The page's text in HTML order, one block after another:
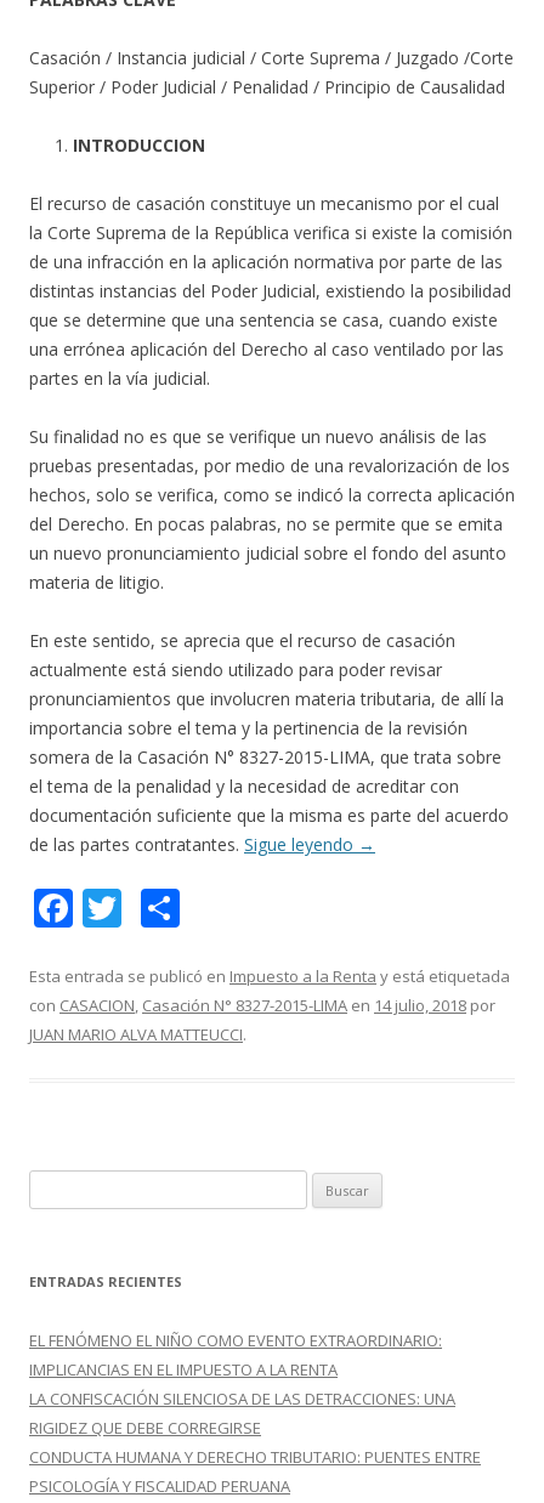
Casación / Instancia judicial / Corte Suprema / Juzgado /Corte
Superior / Poder Judicial / Penalidad / Principio de Causalidad
INTRODUCCION
El recurso de casación constituye un mecanismo por el cual
la Corte Suprema de la República verifica si existe la comisión
de una infracción en la aplicación normativa por parte de las
distintas instancias del Poder Judicial, existiendo la posibilidad
que se determine que una sentencia se casa, cuando existe
una errónea aplicación del Derecho al caso ventilado por las
partes en la vía judicial.
Su finalidad no es que se verifique un nuevo análisis de las
pruebas presentadas, por medio de una revalorización de los
hechos, solo se verifica, como se indicó la correcta aplicación
del Derecho. En pocas palabras, no se permite que se emita
un nuevo pronunciamiento judicial sobre el fondo del asunto
materia de litigio.
En este sentido, se aprecia que el recurso de casación
actualmente está siendo utilizado para poder revisar
pronunciamientos que involucren materia tributaria, de allí la
importancia sobre el tema y la pertinencia de la revisión
somera de la Casación N° 8327-2015-LIMA, que trata sobre
el tema de la penalidad y la necesidad de acreditar con
documentación suficiente que la misma es parte del acuerdo
de las partes contratantes. Sigue leyendo →
F
e
b
T
itt
er
m
p
Esta entrada se publicó en Impuesto a la Renta y está etiquetada
con CASACION, Casación N° 8327-2015-LIMA en 14 julio, 2018 por
JUAN MARIO ALVA MATTEUCCI.
u
c
r
:
ENTRADAS RECIENTES
EL FENÓMENO EL NIÑO COMO EVENTO EXTRAORDINARIO:
IMPLICANCIAS EN EL IMPUESTO A LA RENTA
LA CONFISCACIÓN SILENCIOSA DE LAS DETRACCIONES: UNA
RIGIDEZ QUE DEBE CORREGIRSE
CONDUCTA HUMANA Y DERECHO TRIBUTARIO: PUENTES ENTRE
PSICOLOGÍA Y FISCALIDAD PERUANA